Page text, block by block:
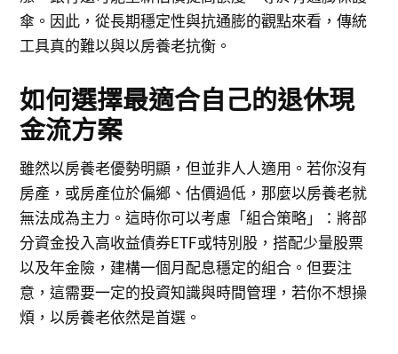
傘。因此，從長期穩定性與抗通膨的觀點來看，傳統
工具真的難以與以房養老抗衡。
如何選擇最適合自己的退休現
金流方案
雖然以房養老優勢明顯，但並非人人適用。若你沒有
房產，或房產位於偏鄉、估價過低，那麼以房養老就
無法成為主力。這時你可以考慮「組合策略」：將部
分資金投入高收益債券ETF或特別股，搭配少量股票
以及年金險，建構一個月配息穩定的組合。但要注
意，這需要一定的投資知識與時間管理，若你不想操
煩，以房養老依然是首選。